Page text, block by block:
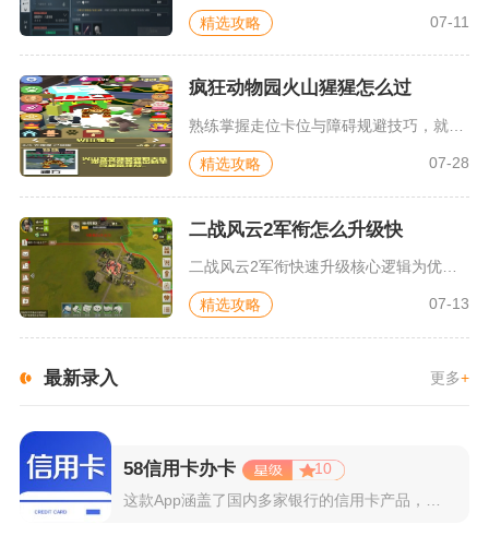
精选攻略 07-11
疯狂动物园火山猩猩怎么过
熟练掌握走位卡位与障碍规避技巧，就能稳定通关驯服疯狂动物园火...
精选攻略 07-28
二战风云2军衔怎么升级快
二战风云2军衔快速升级核心逻辑为优先拉满声望获取渠道、提前囤...
精选攻略 07-13
最新录入 更多+
58信用卡办卡
10
这款App涵盖了国内多家银行的信用卡产品，支持用户根据自己的...